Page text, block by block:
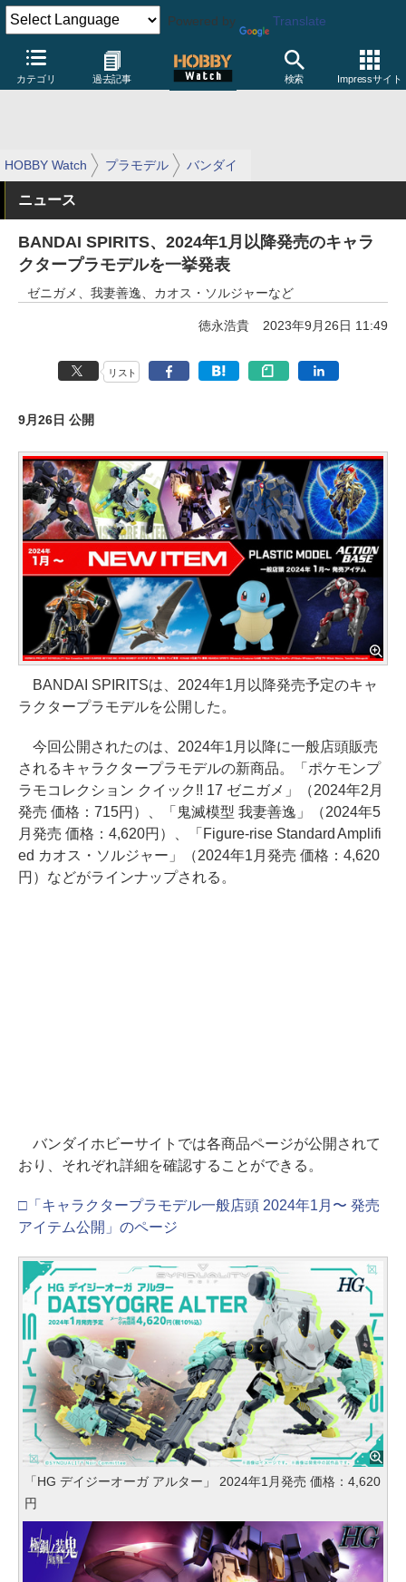
Powered by Translate
カテゴリ 過去記事 検索 Impressサイト
HOBBY Watch プラモデル バンダイ
ニュース
BANDAI SPIRITS、2024年1月以降発売のキャラ
クタープラモデルを一挙発表
ゼニガメ、我妻善逸、カオス・ソルジャーなど
徳永浩貴 2023年9月26日 11:49
リスト
9月26日 公開
BANDAI SPIRITSは、2024年1月以降発売予定のキャ
ラクタープラモデルを公開した。
今回公開されたのは、2024年1月以降に一般店頭販売
されるキャラクタープラモデルの新商品。「ポケモンプ
ラモコレクション クイック!! 17 ゼニガメ」（2024年2月
発売 価格：715円）、「鬼滅模型 我妻善逸」（2024年5
月発売 価格：4,620円）、「Figure-rise Standard Amplifi
ed カオス・ソルジャー」（2024年1月発売 価格：4,620
円）などがラインナップされる。
バンダイホビーサイトでは各商品ページが公開されて
おり、それぞれ詳細を確認することができる。
□「キャラクタープラモデル一般店頭 2024年1月〜 発売
アイテム公開」のページ
「HG デイジーオーガ アルター」 2024年1月発売 価格：4,620
円